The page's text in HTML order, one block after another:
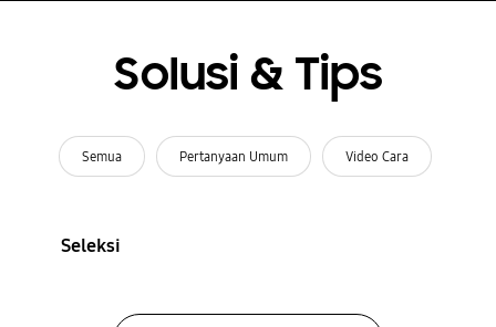
Solusi & Tips
Semua Pertanyaan Umum Video Cara
Seleksi